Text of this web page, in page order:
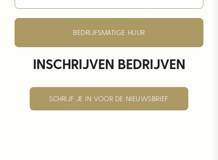
BEDRIJFSMATIGE HUUR
INSCHRIJVEN BEDRIJVEN
SCHRIJF JE IN VOOR DE NIEUWSBRIEF